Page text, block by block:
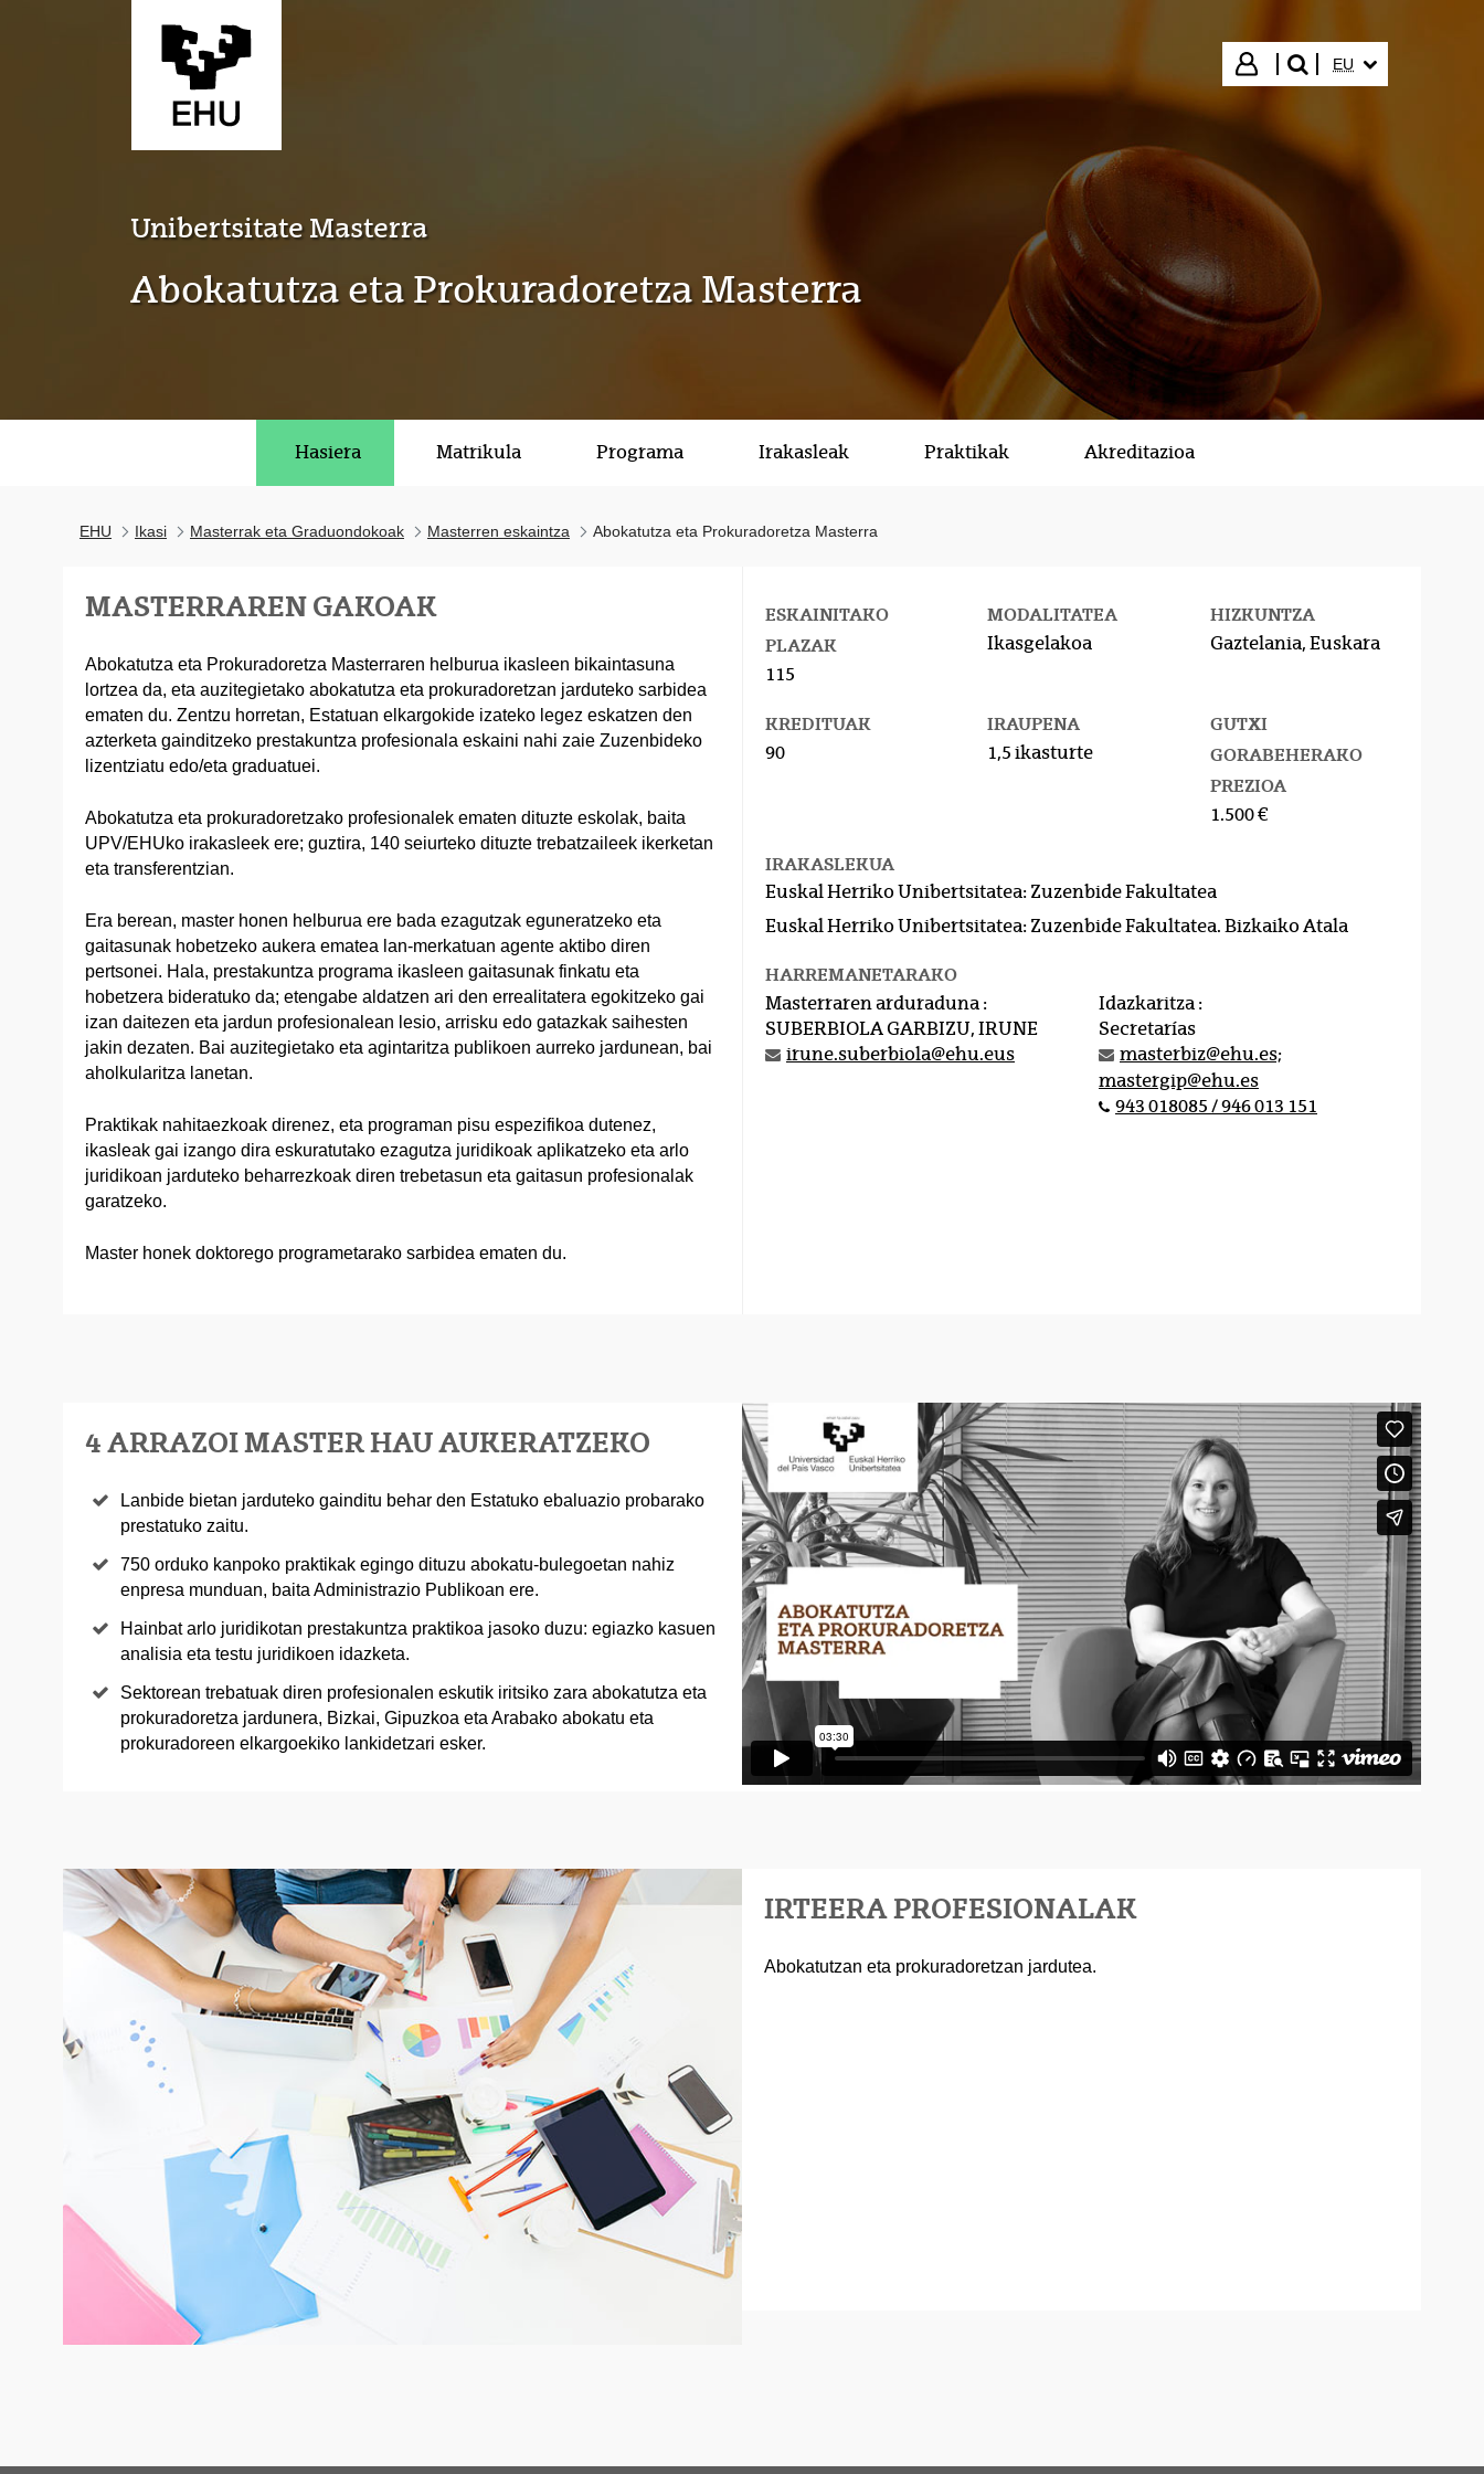
Hasi saioa
bilatu"
EU
Unibertsitate Masterra
Abokatutza eta Prokuradoretza Masterra
Hasiera Matrikula Programa Irakasleak Praktikak Akreditazioa
EHU Ikasi Masterrak eta Graduondokoak Masterren eskaintza Abokatutza eta Prokuradoretza Masterra
MASTERRAREN GAKOAK
Abokatutza eta Prokuradoretza Masterraren helburua ikasleen bikaintasuna
lortzea da, eta auzitegietako abokatutza eta prokuradoretzan jarduteko sarbidea
ematen du. Zentzu horretan, Estatuan elkargokide izateko legez eskatzen den
azterketa gainditzeko prestakuntza profesionala eskaini nahi zaie Zuzenbideko
lizentziatu edo/eta graduatuei.
Abokatutza eta prokuradoretzako profesionalek ematen dituzte eskolak, baita
UPV/EHUko irakasleek ere; guztira, 140 seiurteko dituzte trebatzaileek ikerketan
eta transferentzian.
Era berean, master honen helburua ere bada ezagutzak eguneratzeko eta
gaitasunak hobetzeko aukera ematea lan-merkatuan agente aktibo diren
pertsonei. Hala, prestakuntza programa ikasleen gaitasunak finkatu eta
hobetzera bideratuko da; etengabe aldatzen ari den errealitatera egokitzeko gai
izan daitezen eta jardun profesionalean lesio, arrisku edo gatazkak saihesten
jakin dezaten. Bai auzitegietako eta agintaritza publikoen aurreko jardunean, bai
aholkularitza lanetan.
Praktikak nahitaezkoak direnez, eta programan pisu espezifikoa dutenez,
ikasleak gai izango dira eskuratutako ezagutza juridikoak aplikatzeko eta arlo
juridikoan jarduteko beharrezkoak diren trebetasun eta gaitasun profesionalak
garatzeko.
Master honek doktorego programetarako sarbidea ematen du.
ESKAINITAKO
PLAZAK
115
MODALITATEA
Ikasgelakoa
HIZKUNTZA
Gaztelania, Euskara
KREDITUAK
90
IRAUPENA
1,5 ikasturte
GUTXI
GORABEHERAKO
PREZIOA
1.500 €
IRAKASLEKUA
Euskal Herriko Unibertsitatea: Zuzenbide Fakultatea
Euskal Herriko Unibertsitatea: Zuzenbide Fakultatea. Bizkaiko Atala
HARREMANETARAKO
Masterraren arduraduna :
SUBERBIOLA GARBIZU, IRUNE
irune.suberbiola@ehu.eus
Idazkaritza :
Secretarías
masterbiz@ehu.es;
mastergip@ehu.es
943 018085 / 946 013 151
4 ARRAZOI MASTER HAU AUKERATZEKO
Lanbide bietan jarduteko gainditu behar den Estatuko ebaluazio probarako
prestatuko zaitu.
750 orduko kanpoko praktikak egingo dituzu abokatu-bulegoetan nahiz
enpresa munduan, baita Administrazio Publikoan ere.
Hainbat arlo juridikotan prestakuntza praktikoa jasoko duzu: egiazko kasuen
analisia eta testu juridikoen idazketa.
Sektorean trebatuak diren profesionalen eskutik iritsiko zara abokatutza eta
prokuradoretza jardunera, Bizkai, Gipuzkoa eta Arabako abokatu eta
prokuradoreen elkargoekiko lankidetzari esker.
IRTEERA PROFESIONALAK
Abokatutzan eta prokuradoretzan jardutea.